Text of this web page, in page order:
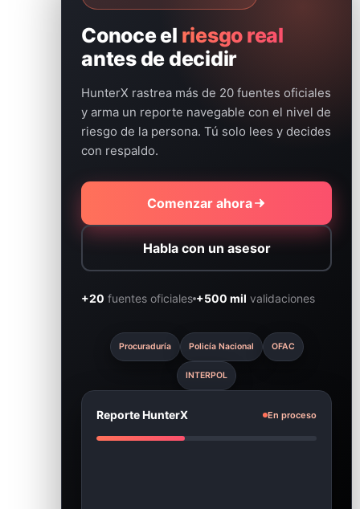
Conoce el riesgo real
antes de decidir
HunterX rastrea más de 20 fuentes oficiales
y arma un reporte navegable con el nivel de
riesgo de la persona. Tú solo lees y decides
con respaldo.
Comenzar ahora
Habla con un asesor
+20 fuentes oficiales +500 mil validaciones
Procuraduría Policía Nacional OFAC
INTERPOL
Reporte HunterX En proceso